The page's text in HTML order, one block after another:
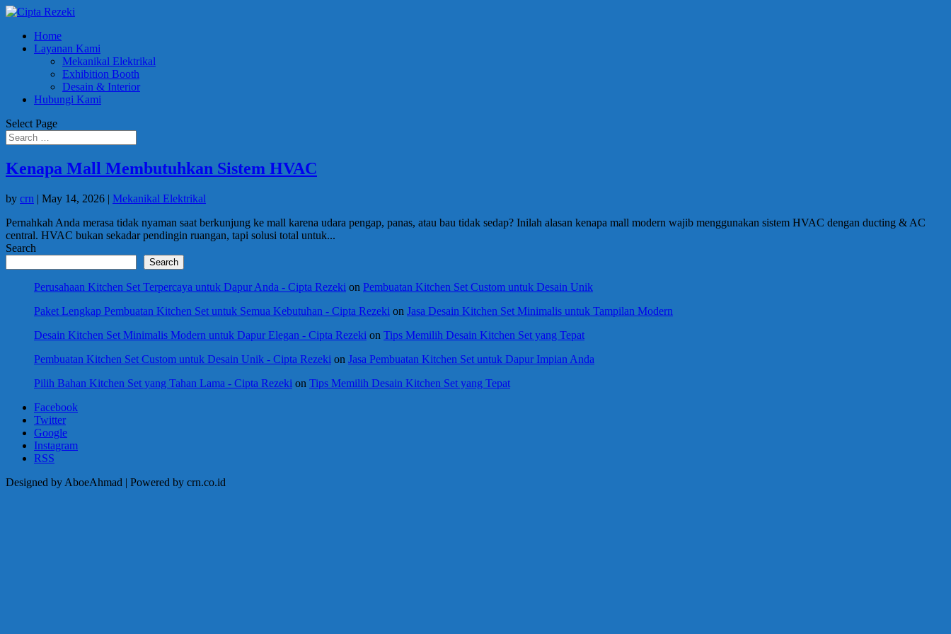
Home
Layanan Kami
Mekanikal Elektrikal
Exhibition Booth
Desain & Interior
Hubungi Kami
Select Page
Kenapa Mall Membutuhkan Sistem HVAC
by crn | May 14, 2026 | Mekanikal Elektrikal
Pernahkah Anda merasa tidak nyaman saat berkunjung ke mall karena udara pengap, panas, atau bau tidak sedap? Inilah alasan kenapa mall modern wajib menggunakan sistem HVAC dengan ducting & AC
central. HVAC bukan sekadar pendingin ruangan, tapi solusi total untuk...
Search
Search
Perusahaan Kitchen Set Terpercaya untuk Dapur Anda - Cipta Rezeki on Pembuatan Kitchen Set Custom untuk Desain Unik
Paket Lengkap Pembuatan Kitchen Set untuk Semua Kebutuhan - Cipta Rezeki on Jasa Desain Kitchen Set Minimalis untuk Tampilan Modern
Desain Kitchen Set Minimalis Modern untuk Dapur Elegan - Cipta Rezeki on Tips Memilih Desain Kitchen Set yang Tepat
Pembuatan Kitchen Set Custom untuk Desain Unik - Cipta Rezeki on Jasa Pembuatan Kitchen Set untuk Dapur Impian Anda
Pilih Bahan Kitchen Set yang Tahan Lama - Cipta Rezeki on Tips Memilih Desain Kitchen Set yang Tepat
Facebook
Twitter
Google
Instagram
RSS
Designed by AboeAhmad | Powered by crn.co.id